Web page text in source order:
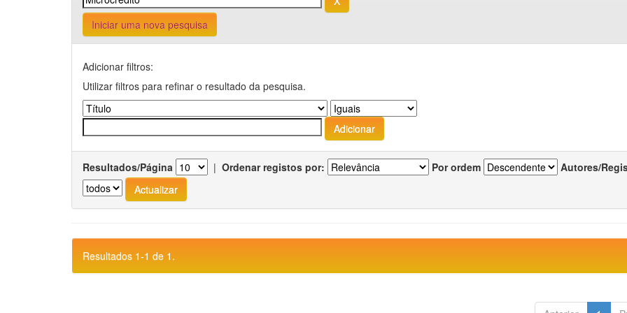
Iniciar uma nova pesquisa
Adicionar filtros:
Utilizar filtros para refinar o resultado da pesquisa.
Resultados/Página | Ordenar registos por: Por ordem Autores/
Resultados 1-1 de 1.